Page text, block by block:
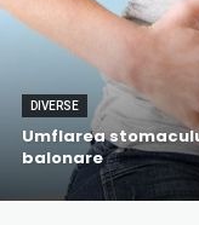
DIVERSE
Umflarea
balonare